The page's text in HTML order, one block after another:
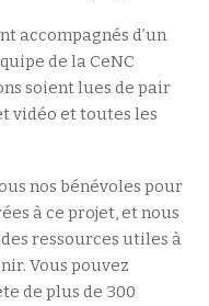
accompagnés d’un
de la CeNC
soient lues de pair
vidéo et toutes les
nos bénévoles pour
à ce projet, et nous
ressources utiles à
Vous pouvez
de plus de 300